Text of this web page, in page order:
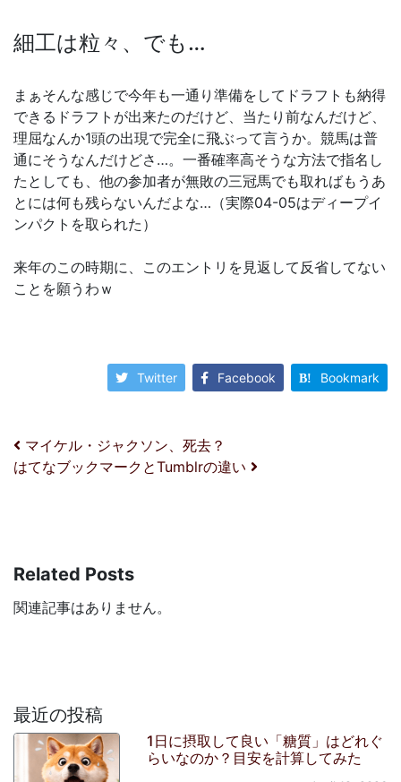
細工は粒々、でも…
まぁそんな感じで今年も一通り準備をしてドラフトも納得
できるドラフトが出来たのだけど、当たり前なんだけど、
理屈なんか1頭の出現で完全に飛ぶって言うか。競馬は普
通にそうなんだけどさ…。一番確率高そうな方法で指名し
たとしても、他の参加者が無敗の三冠馬でも取ればもうあ
とには何も残らないんだよな…（実際04-05はディープイ
ンパクトを取られた）
来年のこの時期に、このエントリを見返して反省してない
ことを願うわｗ
Twitter Facebook Bookmark
投稿ナビゲーション
マイケル・ジャクソン、死去？
はてなブックマークとTumblrの違い
Related Posts
関連記事はありません。
最近の投稿
1日に摂取して良い「糖質」はどれぐ
らいなのか？目安を計算してみた